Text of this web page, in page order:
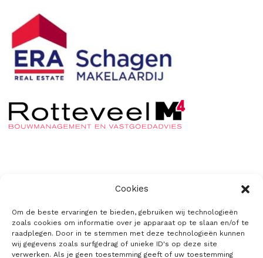
Cookies
Om de beste ervaringen te bieden, gebruiken wij technologieën
zoals cookies om informatie over je apparaat op te slaan en/of te
raadplegen. Door in te stemmen met deze technologieën kunnen
wij gegevens zoals surfgedrag of unieke ID's op deze site
verwerken. Als je geen toestemming geeft of uw toestemming
Cookiebeleid